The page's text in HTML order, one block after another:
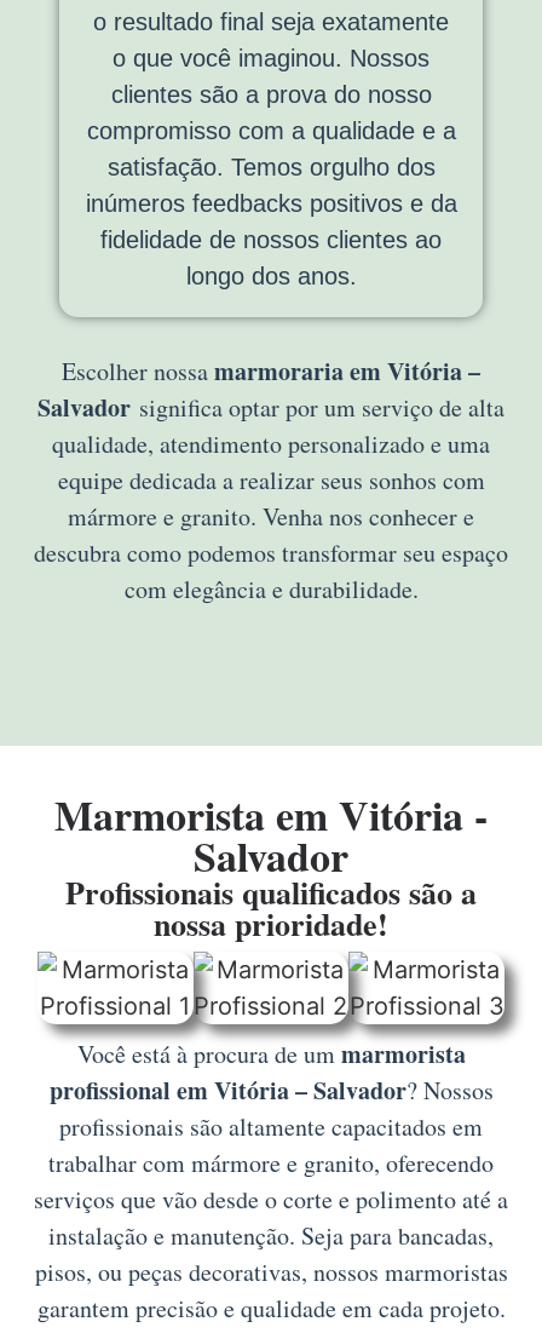
o resultado final seja exatamente
o que você imaginou. Nossos
clientes são a prova do nosso
compromisso com a qualidade e a
satisfação. Temos orgulho dos
inúmeros feedbacks positivos e da
fidelidade de nossos clientes ao
longo dos anos.
Escolher nossamarmoraria em Vitória –
Salvador significa optar por um serviço de alta
qualidade, atendimento personalizado e uma
equipe dedicada a realizar seus sonhos com
mármore e granito. Venha nos conhecer e
descubra como podemos transformar seu espaço
com elegância e durabilidade.
Marmorista em Vitória -
Salvador
Profissionais qualificados são a
nossa prioridade!
Você está à procura de ummarmorista
profissional em Vitória – Salvador? Nossos
profissionais são altamente capacitados em
trabalhar com mármore e granito, oferecendo
serviços que vão desde o corte e polimento até a
instalação e manutenção. Seja para bancadas,
pisos, ou peças decorativas, nossos marmoristas
garantem precisão e qualidade em cada projeto.